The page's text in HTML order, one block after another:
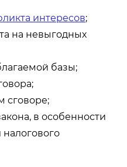
интересов;
на невыгодных
базы;
сговоре;
в особенности